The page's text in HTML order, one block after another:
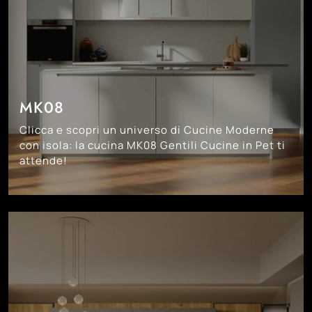
MK08
Clicca e scopri un universo di Cucine Moderne
con isola: la cucina MK08 Gentili Cucine in Pet ti
attende!